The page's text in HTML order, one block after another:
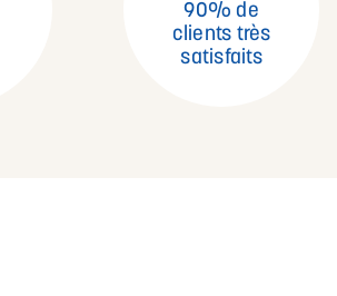
90% de
clients très
satisfaits